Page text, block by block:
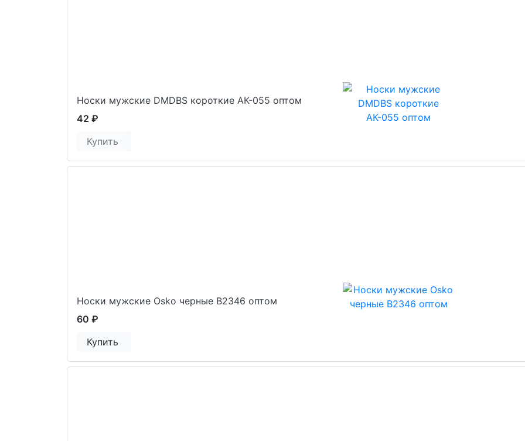
Носки мужские DMDBS короткие АК-055 оптом
42 ₽
Купить
Носки мужские Osko черные В2346 оптом
60 ₽
Купить